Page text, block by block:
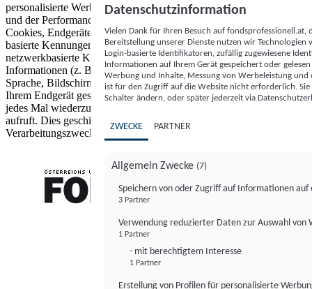
personalisierte Werbung und Inhalte, Messung von Werbeleistung
und der Performance von Inhalten sowie Zielgruppenforschung.
Cookies, Endgeräte- oder ähnliche Online-Kennungen (z. B. login-
basierte Kennungen, zufällig generierte Kennungen,
netzwerkbasierte Kennungen) können zusammen mit anderen
Informationen (z. B. Browsertyp und Browserinformationen,
Sprache, Bildschirmgröße, unterstützte Technologien usw.) auf
Ihrem Endgerät gespeichert oder von dort ausgelesen werden, um es
jedes Mal wiederzuerkennen, wenn es eine App oder einer Webseite
aufruft. Dies geschieht für einen oder mehrere der hier aufgeführten
Verarbeitungszwecke.
Datenschutzinformation
Vielen Dank für Ihren Besuch auf
Bereitstellung unserer Dienste nutzen wir Technologien
Login-basierte Identifikatoren, zufällig zugewiesene
Informationen auf Ihrem Gerät gespeichert oder
Werbung und Inhalte, Messung von Werbeleistung
ist für den Zugriff auf die Website nicht erforderlich.
Schalter ändern, oder später jederzeit via
ZWECKE PARTNER
Allgemein Zwecke (7)
Speichern von oder Zugriff auf Informationen auf
3 Partner
Verwendung reduzierter Daten zur Auswahl von
1 Partner
- mit berechtigtem Interesse
1 Partner
Erstellung von Profilen für personalisierte
FONDS professionell